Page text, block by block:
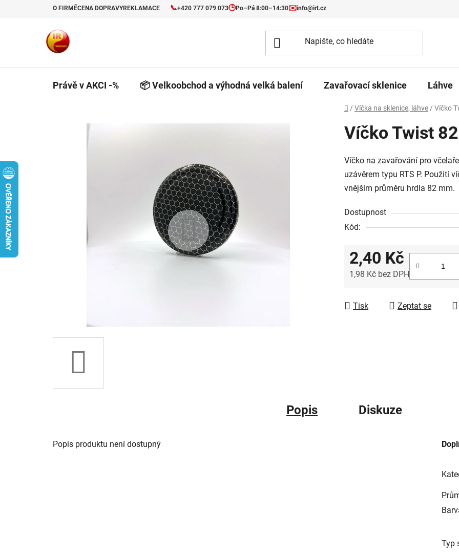
O FIRMĚCENA DOPRAVYREKLAMACE 📞+420 777 079 073🕒Po–Pá 8:00–14:30✉️info@irt.cz
Právě v AKCI -% 📦 Velkoobchod a výhodná velká balení Zavařovací sklenice Láhve
Domů
/ Víčka na sklenice, láhve / Víčko
Víčko Twist
Víčko na zavařování pro
uzávěrem typu RTS P. Použití
vnějším průměru hrdla 82 mm.
Dostupnost
Kód:
2,40 Kč
1,98 Kč bez DPH
Tisk Zeptat se
Popis Diskuze
Popis produktu není dostupný
Typ